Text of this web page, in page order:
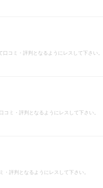
コミ・評判となるようにレスして下さい。
ミ・評判となるようにレスして下さい。
評判となるようにレスして下さい。